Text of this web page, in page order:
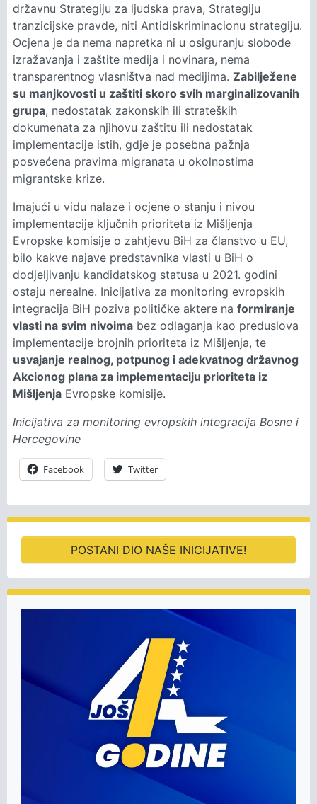
državnu Strategiju za ljudska prava, Strategiju
tranzicijske pravde, niti Antidiskriminacionu strategiju.
Ocjena je da nema napretka ni u osiguranju slobode
izražavanja i zaštite medija i novinara, nema
transparentnog vlasništva nad medijima. Zabilježene
su manjkovosti u zaštiti skoro svih marginalizovanih
grupa, nedostatak zakonskih ili strateških
dokumenata za njihovu zaštitu ili nedostatak
implementacije istih, gdje je posebna pažnja
posvećena pravima migranata u okolnostima
migrantske krize.
Imajući u vidu nalaze i ocjene o stanju i nivou
implementacije ključnih prioriteta iz Mišljenja
Evropske komisije o zahtjevu BiH za članstvo u EU,
bilo kakve najave predstavnika vlasti u BiH o
dodjeljivanju kandidatskog statusa u 2021. godini
ostaju nerealne. Inicijativa za monitoring evropskih
integracija BiH poziva političke aktere na formiranje
vlasti na svim nivoima bez odlaganja kao preduslova
implementacije brojnih prioriteta iz Mišljenja, te
usvajanje realnog, potpunog i adekvatnog državnog
Akcionog plana za implementaciju prioriteta iz
Mišljenja Evropske komisije.
Inicijativa za monitoring evropskih integracija Bosne i
Hercegovine
Facebook Twitter
POSTANI DIO NAŠE INICIJATIVE!